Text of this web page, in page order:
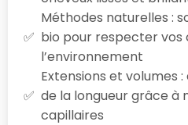
Méthodes naturelles :
bio pour respecter vos
l’environnement
Extensions et volumes
de la longueur grâce à
capillaires